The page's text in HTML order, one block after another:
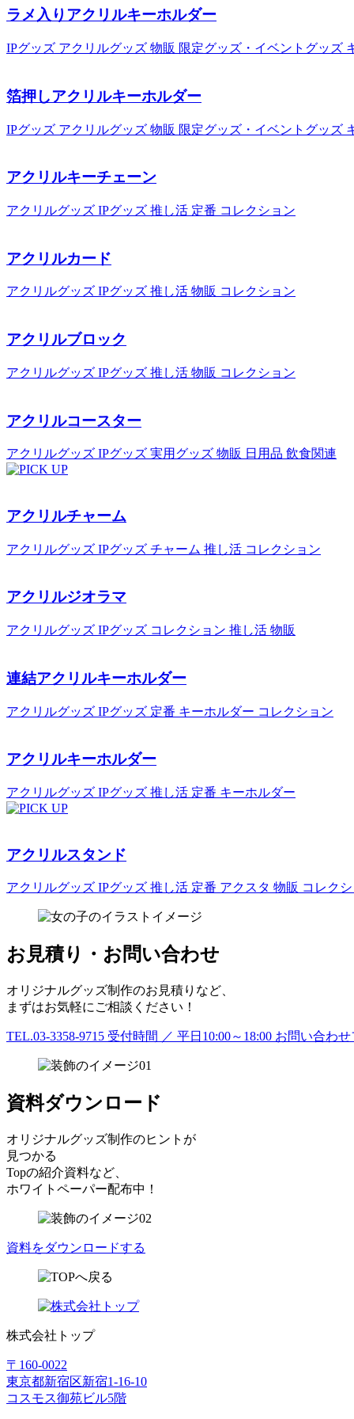
ラメ入りアクリルキーホルダー
IPグッズ アクリルグッズ 物販 限定グッズ・イベントグッズ
箔押しアクリルキーホルダー
IPグッズ アクリルグッズ 物販 限定グッズ・イベントグッズ
アクリルキーチェーン
アクリルグッズ IPグッズ 推し活 定番 コレクション
アクリルカード
アクリルグッズ IPグッズ 推し活 物販 コレクション
アクリルブロック
アクリルグッズ IPグッズ 推し活 物販 コレクション
アクリルコースター
アクリルグッズ IPグッズ 実用グッズ 物販 日用品 飲食関連
アクリルチャーム
アクリルグッズ IPグッズ チャーム 推し活 コレクション
アクリルジオラマ
アクリルグッズ IPグッズ コレクション 推し活 物販
連結アクリルキーホルダー
アクリルグッズ IPグッズ 定番 キーホルダー コレクション
アクリルキーホルダー
アクリルグッズ IPグッズ 推し活 定番 キーホルダー
アクリルスタンド
アクリルグッズ IPグッズ 推し活 定番 アクスタ 物販 コレク
お見積り・お問い合わせ
オリジナルグッズ制作のお見積りなど、
まずはお気軽にご相談ください！
TEL.03-3358-9715 受付時間 ／ 平日10:00～18:00 お問い合わせ
資料ダウンロード
オリジナルグッズ制作のヒントが
見つかる
Topの紹介資料など、
ホワイトペーパー配布中！
資料をダウンロードする
株式会社トップ
〒160-0022
東京都新宿区新宿1-16-10
コスモス御苑ビル5階